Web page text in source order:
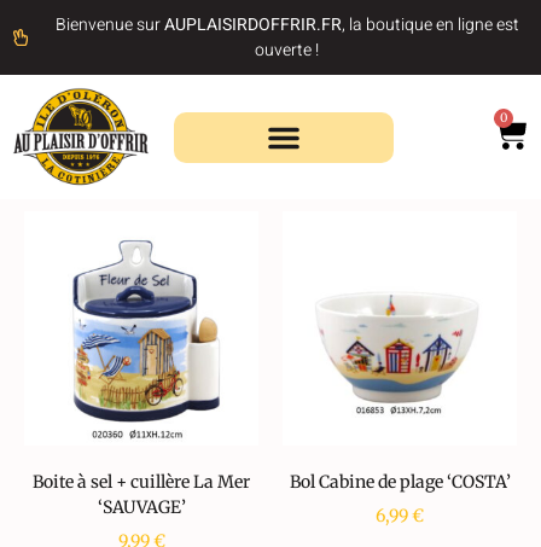
Bienvenue surAUPLAISIRDOFFRIR.FR, la boutique en ligne est
ouverte !
0
Boite à sel + cuillère La Mer
‘SAUVAGE’
9,99€
Bol Cabine de plage ‘COSTA’
6,99€